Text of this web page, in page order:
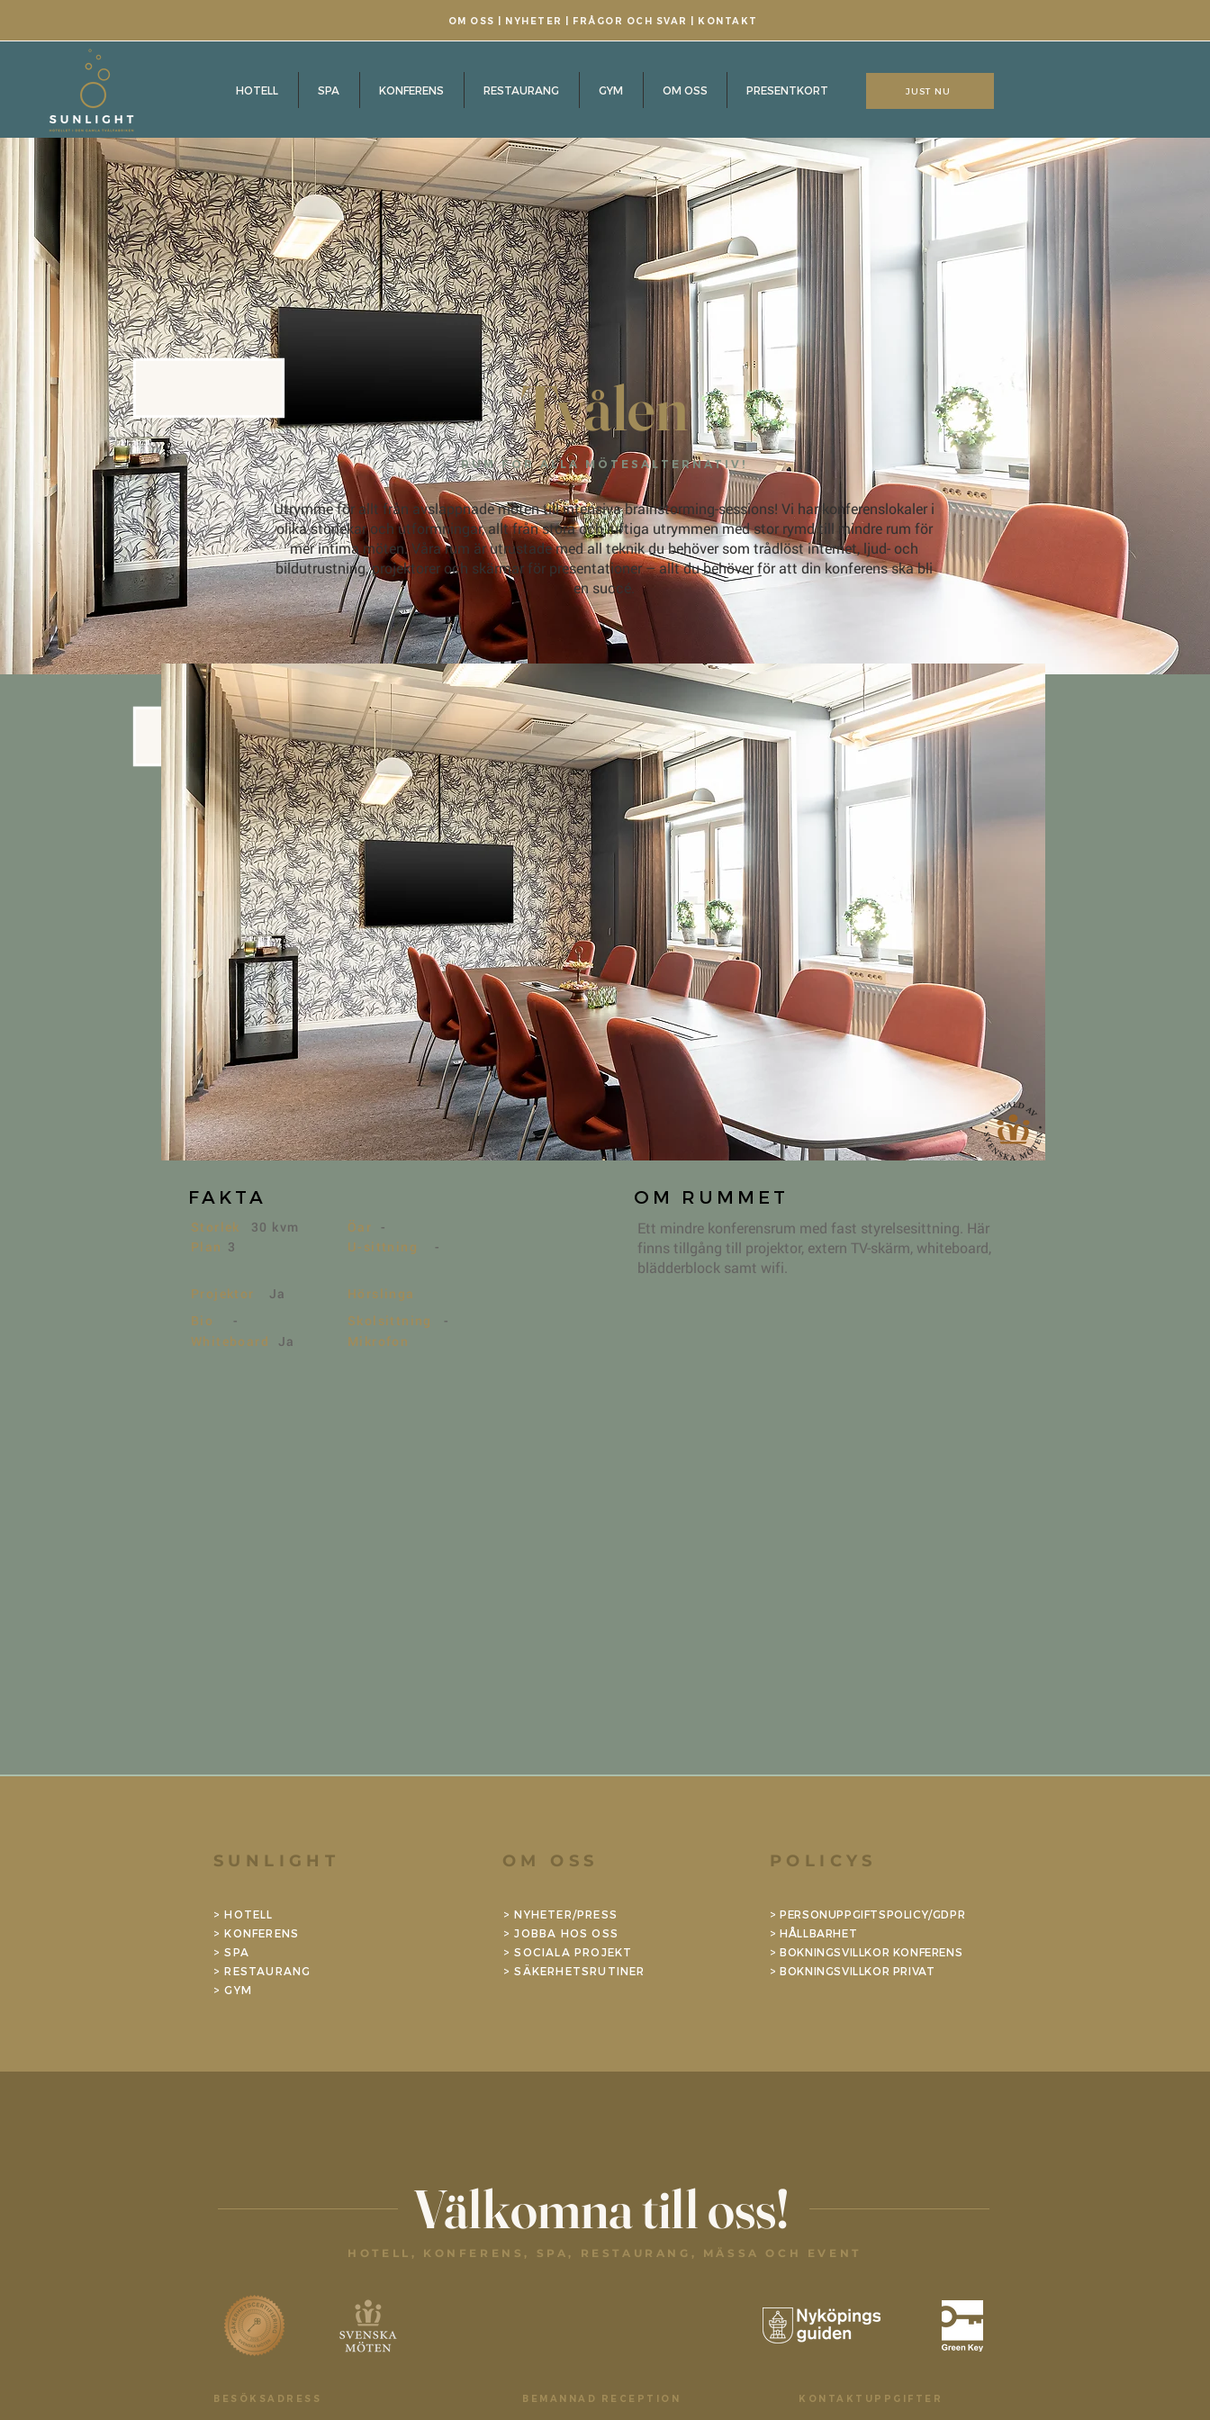
OM OSS NYHETER FRÅGOR OCH SVAR KONTAKT
HOTELL SPA KONFERENS RESTAURANG GYM OM OSS PRESENTKORT JUST NU
Utrymme för allt från avslappnade möten till intensiva brainstorming-sessions! Vi har konferenslokaler i
olika storlekar och utformningar, allt från stora och luftiga utrymmen med stor rymd till mindre rum för
mer intima möten. Våra rum är utrustade med all teknik du behöver som trådlöst internet, ljud- och
bildutrustning, projektorer och skärmar för presentationer – allt du behöver för att din konferens ska bli
en succé.
RUM FÖR ALLA MÖTESALTERNATIV!
Tvålen
< tillbaka
Ett mindre konferensrum med fast styrelsesittning. Här
finns tillgång till projektor, extern TV-skärm, whiteboard,
blädderblock samt wifi.
FAKTA OM RUMMET
Storlek
30 kvm
Plan 3
Projektor Ja
Whiteboard Ja
Bio -
Öar
-
U-sittning
-
Skolsittning -
Hörslinga
Mikrofon
SUNLIGHT OM OSS POLICYS
> HOTELL
> KONFERENS
> SPA
> RESTAURANG
>GYM
>NYHETER/PRESS
> JOBBA HOS OSS
>SOCIALA PROJEKT
>SÄKERHETSRUTINER
>PERSONUPPGIFTSPOLICY/GDPR
> HÅLLBARHET
> BOKNINGSVILLKOR KONFERENS
>BOKNINGSVILLKOR PRIVAT
Välkomna till oss!
HOTELL, KONFERENS, SPA, RESTAURANG, MÄSSA OCH EVENT
BESÖKSADRESS BEMANNAD RECEPTION KONTAKTUPPGIFTER